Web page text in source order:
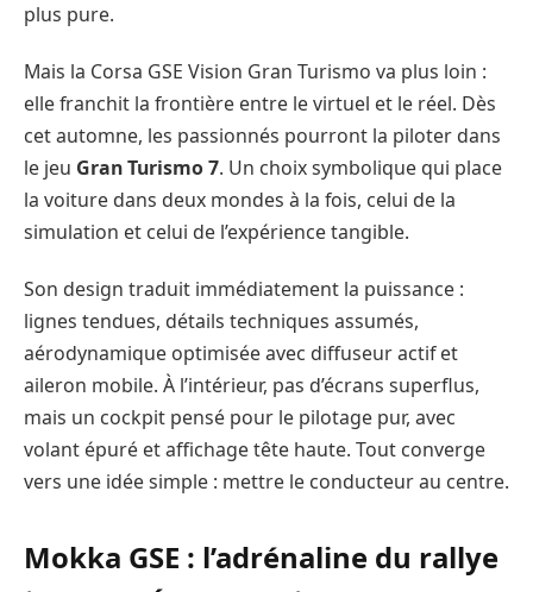
plus pure.
Mais la Corsa GSE Vision Gran Turismo va plus loin :
elle franchit la frontière entre le virtuel et le réel. Dès
cet automne, les passionnés pourront la piloter dans
le jeu Gran Turismo 7. Un choix symbolique qui place
la voiture dans deux mondes à la fois, celui de la
simulation et celui de l’expérience tangible.
Son design traduit immédiatement la puissance :
lignes tendues, détails techniques assumés,
aérodynamique optimisée avec diffuseur actif et
aileron mobile. À l’intérieur, pas d’écrans superflus,
mais un cockpit pensé pour le pilotage pur, avec
volant épuré et affichage tête haute. Tout converge
vers une idée simple : mettre le conducteur au centre.
Mokka GSE : l’adrénaline du rallye